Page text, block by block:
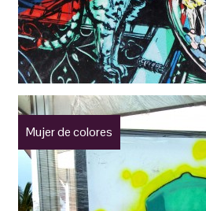
Mujer de colores